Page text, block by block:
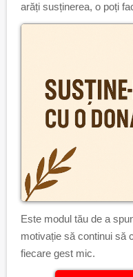
arăți susținerea, o poți
Este modul tău de a
motivație să continui să
fiecare gest mic.